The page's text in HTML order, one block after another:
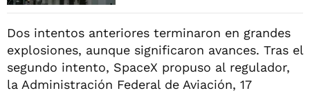
Dos intentos anteriores terminaron en grandes
explosiones, aunque significaron avances. Tras el
segundo intento, SpaceX propuso al regulador,
la Administración Federal de Aviación, 17